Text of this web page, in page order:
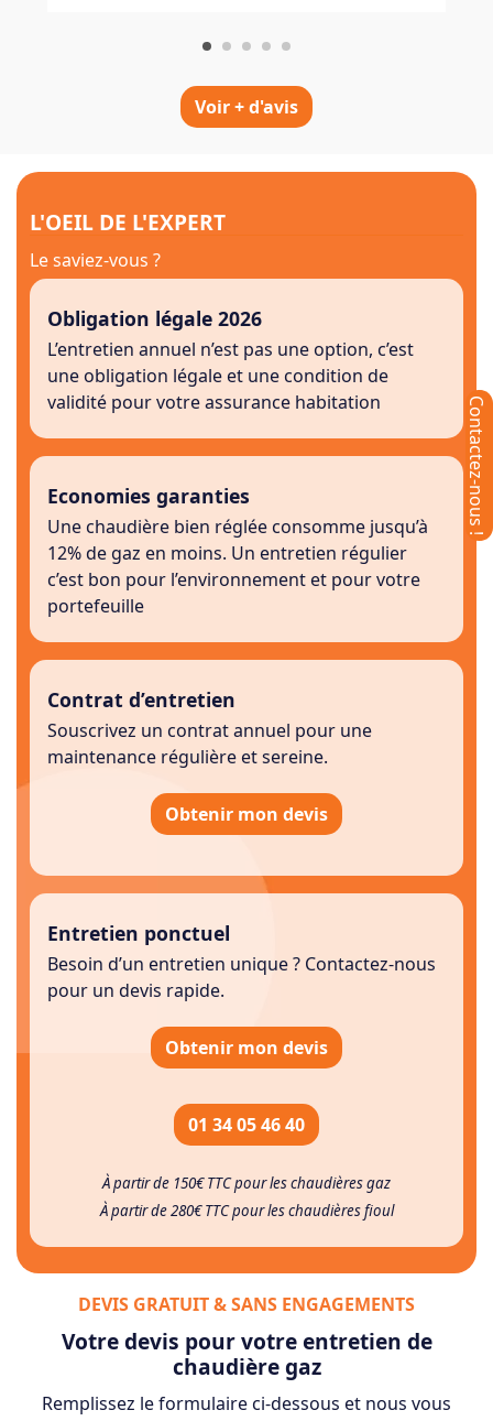
Voir + d'avis
L'OEIL DE L'EXPERT
Le saviez-vous ?
Obligation légale 2026
L’entretien annuel n’est pas une option, c’est
une obligation légale et une condition de
validité pour votre assurance habitation
Economies garanties
Une chaudière bien réglée consomme jusqu’à
12% de gaz en moins. Un entretien régulier
c’est bon pour l’environnement et pour votre
portefeuille
Contrat d’entretien
Souscrivez un contrat annuel pour une
maintenance régulière et sereine.
Obtenir mon devis
Entretien ponctuel
Besoin d’un entretien unique ? Contactez-nous
pour un devis rapide.
Obtenir mon devis
01 34 05 46 40
À partir de 150€ TTC pour les chaudières gaz
À partir de 280€ TTC pour les chaudières fioul
DEVIS GRATUIT & SANS ENGAGEMENTS
Votre devis pour votre entretien de
chaudière gaz
Remplissez le formulaire ci-dessous et nous vous